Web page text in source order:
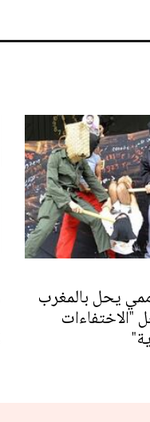
يحل بالمغرب
"الاختفاءات